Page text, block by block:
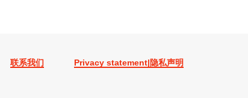
联系我们 Privacy statement|隐私声明